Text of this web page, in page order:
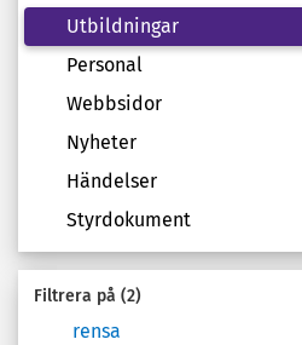
Utbildningar
Personal
Webbsidor
Nyheter
Händelser
Styrdokument
Filtrera på (2)
rensa